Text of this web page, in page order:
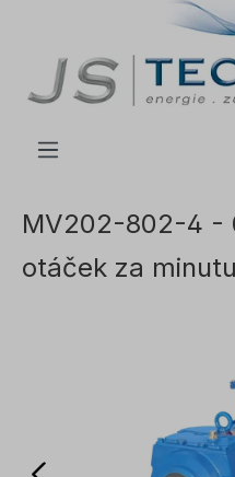
MV202-802-4 -
otáček za